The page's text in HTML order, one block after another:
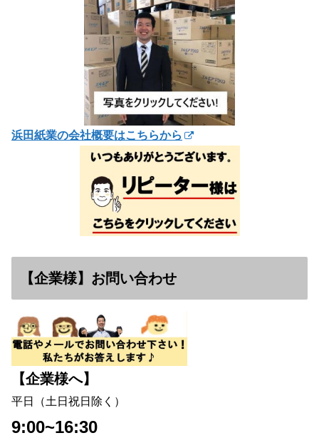
浜田紙業の会社概要はこちらから
【企業様】お問い合わせ
【企業様へ】
平日（土日祝日除く）
9:00~16:30